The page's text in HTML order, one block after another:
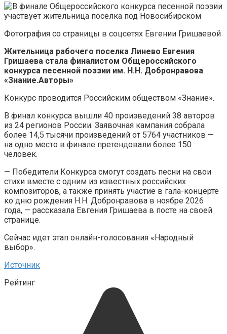
Фотография со страницы в соцсетях Евгении Гришаевой
Жительница рабочего поселка Линево Евгения
Гришаева стала финалистом Общероссийского
конкурса песенной поэзии им. Н.Н. Добронравова
«Знание.Авторы»
Конкурс проводится Российским обществом «Знание».
В финал конкурса вышли 40 произведений 38 авторов
из 24 регионов России. Заявочная кампания собрала
более 14,5 тысячи произведений от 5764 участников —
на одно место в финале претендовали более 150
человек.
— Победители Конкурса смогут создать песни на свои
стихи вместе с одним из известных российских
композиторов, а также принять участие в гала-концерте
ко дню рождения Н.Н. Добронравова в ноябре 2026
года, — рассказала Евгения Гришаева в посте на своей
странице.
Сейчас идет этап онлайн-голосования «Народный
выбор».
Источник
Рейтинг